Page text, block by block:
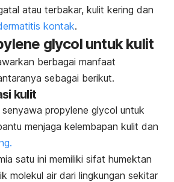
atau terbakar, kulit kering dan
kontak.
glycoluntuk kulit
berbagai manfaat
sebagai berikut.
kulit
propylene glycol untuk
menjaga kelembapan kulit dan
satu ini memiliki sifat humektan
molekul air dari lingkungan sekitar